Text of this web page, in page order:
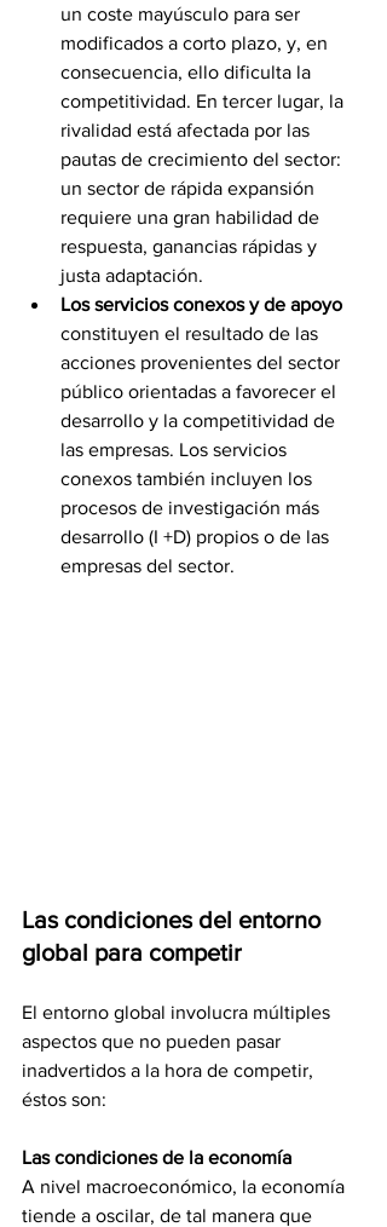
un coste mayúsculo para ser
modificados a corto plazo, y, en
consecuencia, ello dificulta la
competitividad. En tercer lugar, la
rivalidad está afectada por las
pautas de crecimiento del sector:
un sector de rápida expansión
requiere una gran habilidad de
respuesta, ganancias rápidas y
justa adaptación.
Los servicios conexos y de apoyo
constituyen el resultado de las
acciones provenientes del sector
público orientadas a favorecer el
desarrollo y la competitividad de
las empresas. Los servicios
conexos también incluyen los
procesos de investigación más
desarrollo (I +D) propios o de las
empresas del sector.
Las condiciones del entorno
global para competir
El entorno global involucra múltiples
aspectos que no pueden pasar
inadvertidos a la hora de competir,
éstos son:
Las condiciones de la economía
A nivel macroeconómico, la economía
tiende a oscilar, de tal manera que